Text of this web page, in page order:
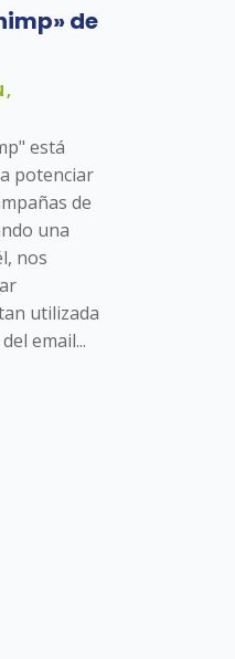
de
,
está
potenciar
de
una
nos
utilizada
email...